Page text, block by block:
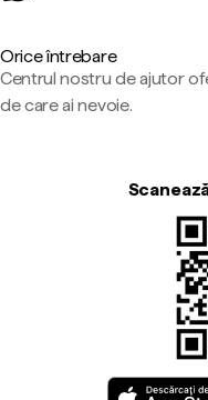
Orice întrebare
Centrul nostru de ajutor
de care ai nevoie.